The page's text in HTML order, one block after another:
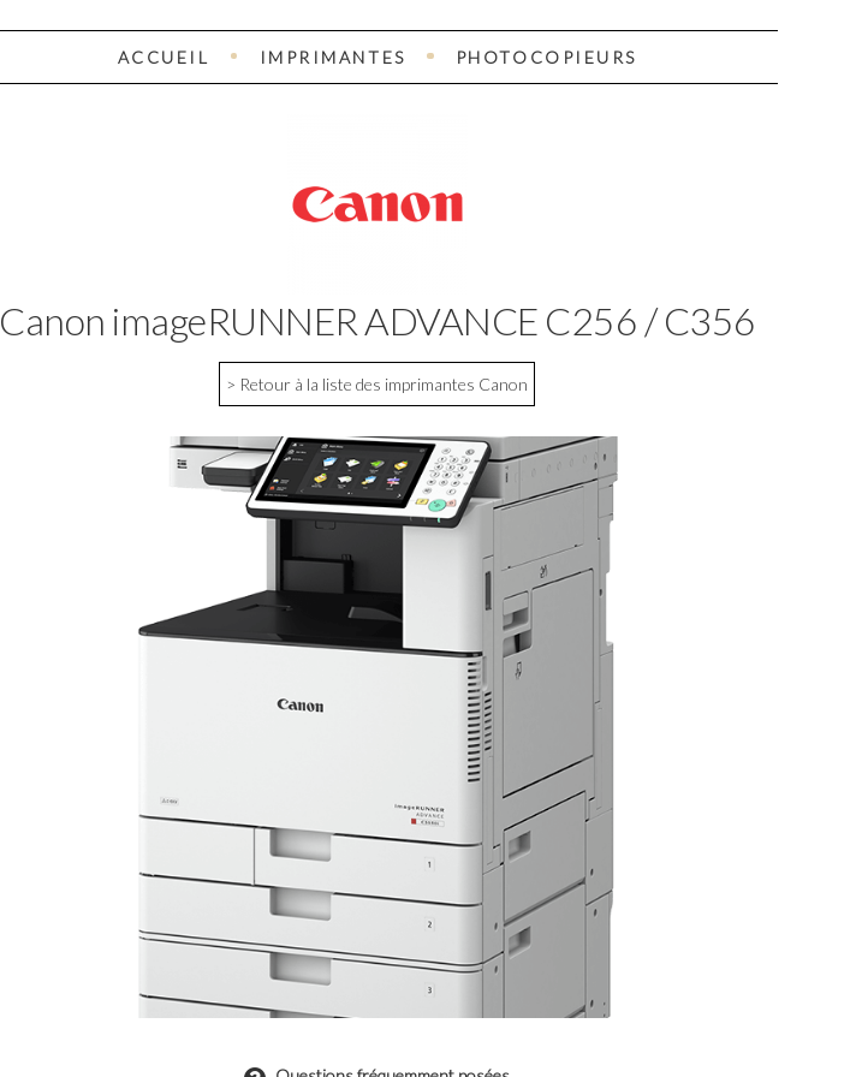
ACCUEIL IMPRIMANTES PHOTOCOPIEURS
Canon imageRUNNER ADVANCE C256 / C356
> Retour à la liste des imprimantes Canon